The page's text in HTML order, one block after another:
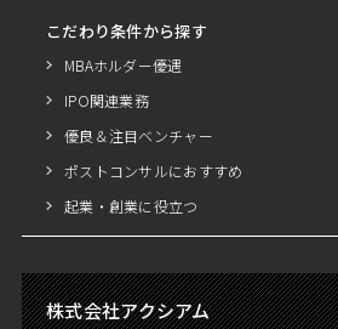
こだわり条件から探す
MBAホルダー優遇
IPO関連業務
優良＆注目ベンチャー
ポストコンサルにおすすめ
起業・創業に役立つ
株式会社アクシアム